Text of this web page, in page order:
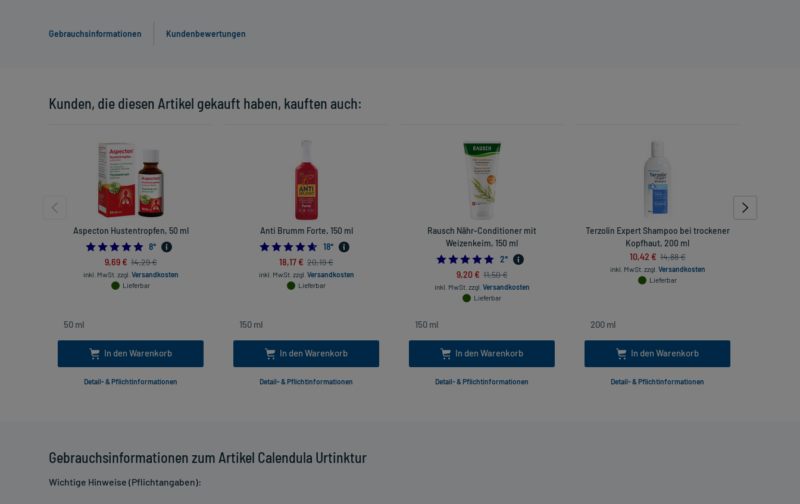
Gebrauchsinformationen Kundenbewertungen
Gebrauchsinformationen zum Artikel Calendula Urtinktur
Wichtige Hinweise (Pflichtangaben):
Kunden, die diesen Artikel gekauft haben, kauften auch:
Aspecton Hustentropfen, 50 ml
5.0
8*
9,69 € 14,29 €
inkl. MwSt. zzgl. Versandkosten
Lieferbar
In den Warenkorb
Detail- & Pflichtinformationen
Anti Brumm Forte, 150 ml
4.611111111111111
18*
18,17 € 20,19 €
inkl. MwSt. zzgl. Versandkosten
Lieferbar
In den Warenkorb
Detail- & Pflichtinformationen
Rausch Nähr-Conditioner mit
Weizenkeim, 150 ml
5.0
2*
9,20 € 11,50 €
inkl. MwSt. zzgl. Versandkosten
Lieferbar
In den Warenkorb
Detail- & Pflichtinformationen
Terzolin Expert Shampoo bei trockener
Kopfhaut, 200 ml
10,42 € 14,88 €
inkl. MwSt. zzgl. Versandkosten
Lieferbar
In den Warenkorb
Detail- & Pflichtinformationen